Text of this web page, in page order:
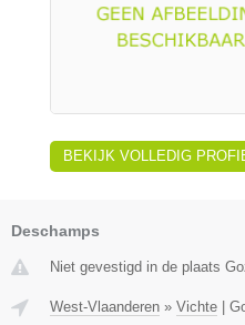
BEKIJK VOLLEDIG
Deschamps
Niet gevestigd in de plaats
West-Vlaanderen » Vichte